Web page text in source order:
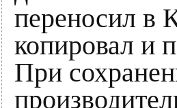
переносил в
копировал и
При